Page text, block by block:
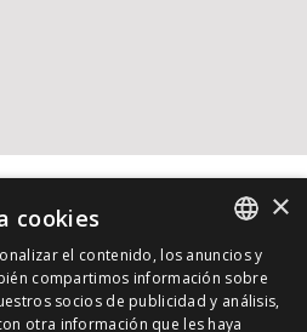
Reservados todos los
SPANISH
INGLES
×
cookies
el contenido, los anuncios y
compartimos información sobre
socios de publicidad y análisis,
otra información que les haya